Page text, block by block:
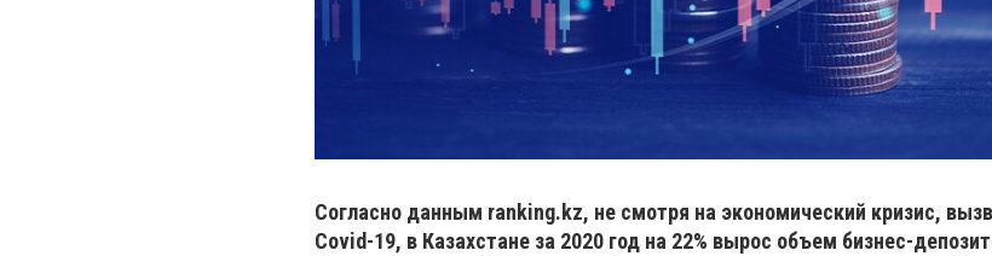
Согласно данным ranking.kz, не смотря на экономический кризис,
Covid-19, в Казахстане за 2020 год на 22% вырос объем бизнес-